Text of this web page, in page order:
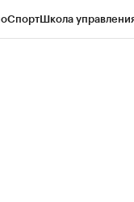
СпортШкола